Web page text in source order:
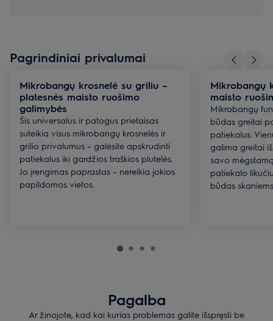
Pagrindiniai privalumai
Mikrobangų krosnelė su griliu –
platesnės maisto ruošimo
galimybės
Šis universalus ir patogus prietaisas
suteikia visus mikrobangų krosnelės ir
grilio privalumus – galėsite apskrudinti
patiekalus iki gardžios traškios plutelės.
Jo įrengimas paprastas – nereikia jokios
papildomos vietos.
Mikrobangų
maisto
Mikrobangų
būdas greitai
patiekalus.
galima greitai
savo
patiekalo
būdas
Pagalba
Ar žinojote, kad kai kurias problemas galite išspręsti be